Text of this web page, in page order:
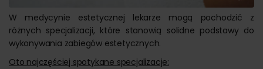
W medycynie estetycznej lekarze mogą pochodzić z
różnych specjalizacji, które stanowią solidne podstawy do
wykonywania zabiegów estetycznych.
Oto najczęściej spotykane specjalizacje: